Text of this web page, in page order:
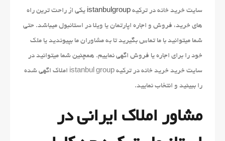
سایت خرید خانه در ترکیه istanbulgroup یکی از راحت ترین راه
های خرید، فروش و اجاره اپارتمان یا ویلا در استانبول میباشد. حتی
شما میتوانید با ما تماس بگیرید تا به مشاوران ما بپیوندید یا ملک
خود را برای اجاره یا فروش اگهی نماییم. همچنین شما میتوانید در
سایت خرید خرید خانه در ترکیه istanbul group املاک اگهی شده
را ببینید و انتخاب نمایید.
مشاور املاک ایرانی در